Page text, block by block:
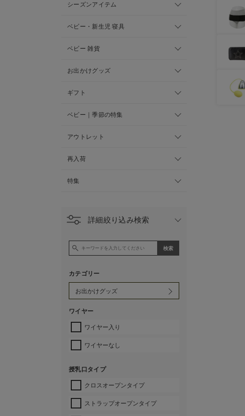
シーズンアイテム
ベビー・新生児 寝具
ベビー 雑貨
お出かけグッズ
ギフト
ベビー｜季節の特集
アウトレット
再入荷
特集
詳細絞り込み検索
カテゴリー
ワイヤー
ワイヤー入り
ワイヤーなし
授乳口タイプ
クロスオープンタイプ
ストラップオープンタイプ